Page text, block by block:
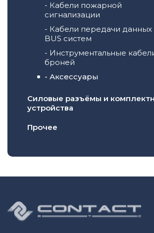
- Кабели пожарной
сигнализации
- Кабели передачи данных
BUS систем
- Инструментальные
броней
- Аксессуары
Силовые разъёмы и
устройства
- Кабельные (переносные)
Прочее